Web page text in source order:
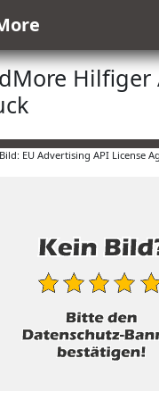
Hilfiger
Bild: EU Advertising API License